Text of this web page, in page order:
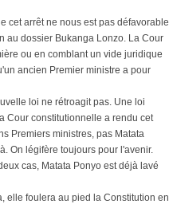
cet arrêt ne nous est pas défavorable
au dossier Bukanga Lonzo. La Cour
ou en comblant un vide juridique
ancien Premier ministre a pour
loi ne rétroagit pas. Une loi
Cour constitutionnelle a rendu cet
Premiers ministres, pas Matata
On légifère toujours pour l'avenir.
cas, Matata Ponyo est déjà lavé
elle foulera au pied la Constitution en